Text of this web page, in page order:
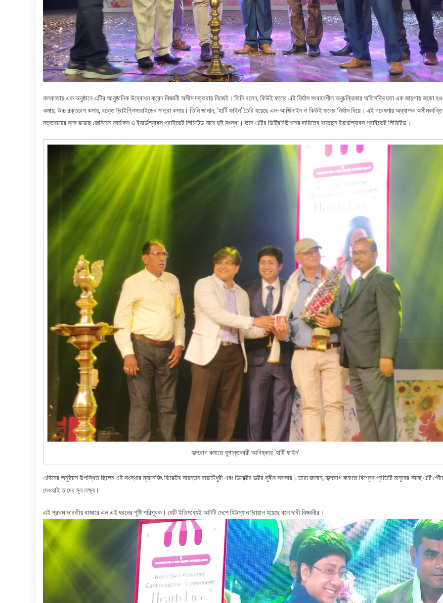
কলকাতায় এক অনুষ্ঠানে এটির আনুষ্ঠানিক উদ্বোধন করেন বিজ্ঞানী অসীম দত্তরায় নিজেই। তিনি বলেন, কিউই ফলের এই নির্যাস সংবহনশীল অনুচক্রিকার অতিসক্রিয়তা এক জায়গায় জড়ো
কমায়, উচ্চ রক্তচাপ কমায়, রক্তে ট্রাইগ্লিসারাইডের মাত্রা কমায়। তিনি জানান, ‘হার্টি ফাইন’ তৈরি হয়েছে এল-আর্জিনাইন ও কিউই ফলের নির্যাস দিয়ে। এই গবেষণায় অধ্যাপক অসীমকান্তি
দত্তরায়ের সঙ্গে রয়েছে জেনিমেন ফার্মাকন ও ইয়ার্ডল্যাবস প্রাইভেট লিমিটেড নামে দুই সংস্থা। তবে এটির ডিট্রিবিউশনের দায়িত্বে রয়েছেন ইয়ার্ডল্যাবস প্রাইভেট লিমিটেড।
হৃদরোগ কমাতে যুগান্তকারী আবিষ্কার ‘হার্টি ফাইন’
এদিনের অনুষ্ঠানে উপস্থিত ছিলেন এই সংস্থার ম্যানেজিং ডিরেক্টর সায়ন্তন রায়চৌধুরী এবং ডিরেক্টর ডক্টর সুবীর সরকার। তারা জানান, হৃদরোগ কমাতে বিশ্বের প্রতিটি মানুষের কাছে এটি
দেওয়াই তাদের মূল লক্ষ্য।
এই প্রথম ভারতীয় বাজারে এল এই ধরনের পুষ্টি পরিপূরক। যেটি ইতিমধ্যেই আটটি দেশে হিউম্যান ট্রায়াল হয়েছে বলে দাবী বিজ্ঞানীর।